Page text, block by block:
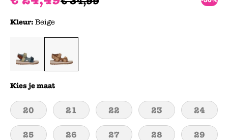
Kleur: Beige
Kies je maat
20 21 22 23 24
25 26 27 28 29